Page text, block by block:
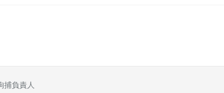
捕負責人